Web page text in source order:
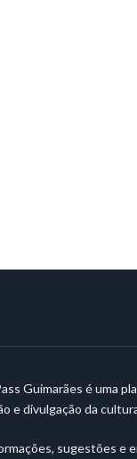
Guimarães é uma
e divulgação da
sugestões e